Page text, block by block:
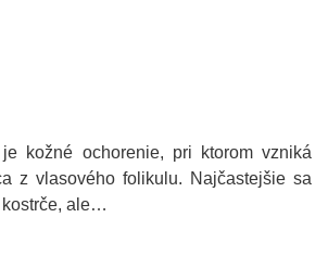
kožné ochorenie, pri ktorom vzniká
z vlasového folikulu. Najčastejšie sa
kostrče, ale…